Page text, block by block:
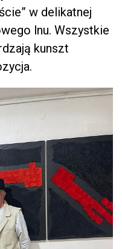
w delikatnej
lnu. Wszystkie
kunszt